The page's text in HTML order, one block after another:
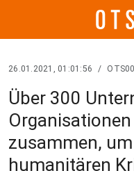
26.01.2021, 01:01:56 /
Über 300
zusammen,
humanitären